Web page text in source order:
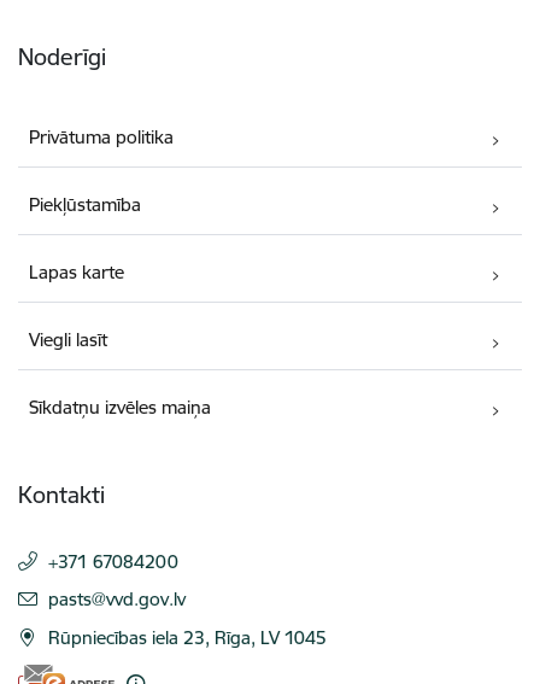
Noderīgi
Privātuma politika
Piekļūstamība
Lapas karte
Viegli lasīt
Sīkdatņu izvēles maiņa
Kontakti
+371 67084200
E-pasts:
pasts@vvd.gov.lv
Rūpniecības iela 23, Rīga, LV 1045